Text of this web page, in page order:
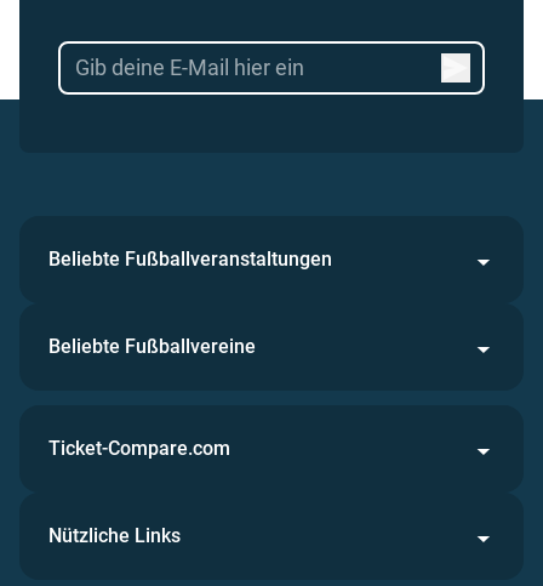
Beliebte Fußballveranstaltungen
Beliebte Fußballvereine
Ticket-Compare.com
Nützliche Links